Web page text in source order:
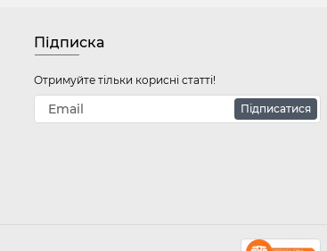
Підписка
Отримуйте тільки корисні статті!
Підписатися